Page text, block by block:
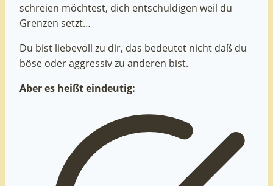
schreien möchtest, dich entschuldigen weil du
Grenzen setzt…
Du bist liebevoll zu dir, das bedeutet nicht daß du
böse oder aggressiv zu anderen bist.
Aber es heißt eindeutig: